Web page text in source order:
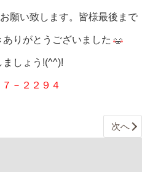
願い致します。皆様最後まで
りがとうございました
しょう!(^^)!
－２２９４
次へ